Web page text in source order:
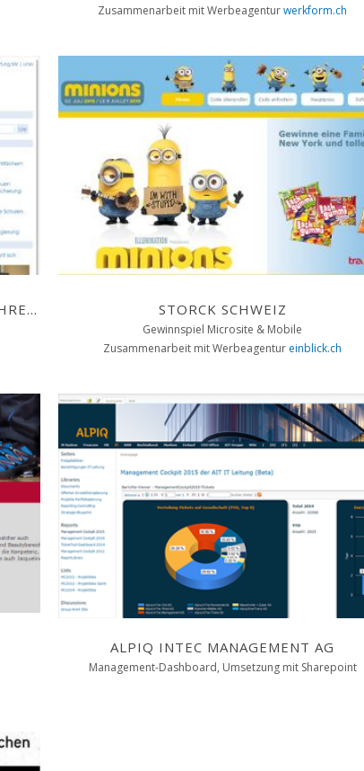
Zusammenarbeit mit Werbeagenturwerkform.ch
AARGAUISCHER LEHRERINNEN- UND LEHRERVERBAND STORCK SCHWEIZ
Gewinnspiel Microsite & Mobile
Zusammenarbeit mit Werbeagentur einblick.ch
ALPIQ INTEC MANAGEMENT AG
Management-Dashboard, Umsetzung mit Sharepoint